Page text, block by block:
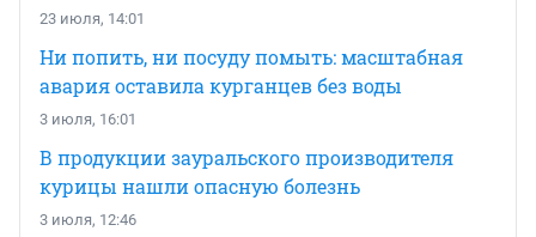
23 июля, 14:01
Ни попить, ни посуду помыть: масштабная
авария оставила курганцев без воды
3 июля, 16:01
В продукции зауральского производителя
курицы нашли опасную болезнь
3 июля, 12:46